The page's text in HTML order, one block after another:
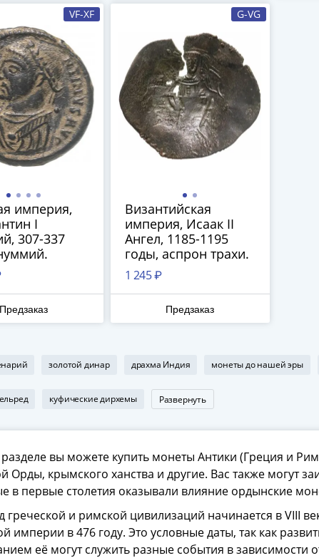
VF-XF
империя,
I
307-337
Предзаказ
G-VG
Византийская
империя, Исаак II
Ангел, 1185-1195
годы, аспрон трахи.
1 245 ₽
Предзаказ
золотой динар драхма Индия монеты до нашей эры
куфические дирхемы Развернуть
вы можете купить монеты Антики (Греция и
Орды, крымского ханства и другие. Вас также могут
в первые столетия оказывали влияние ордынские
греческой и римской цивилизаций начинается в VIII
империи в 476 году. Это условные даты, так как
её могут служить разные события в зависимости